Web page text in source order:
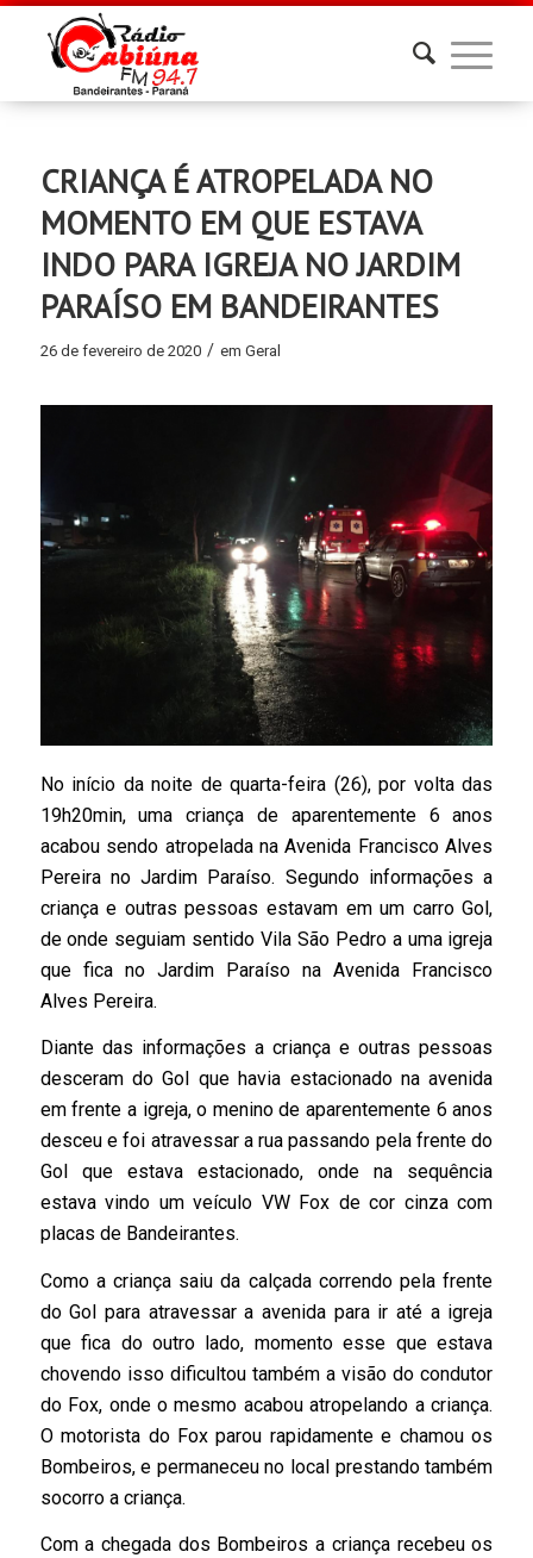
CRIANÇA É ATROPELADA NO
MOMENTO EM QUE ESTAVA
INDO PARA IGREJA NO JARDIM
PARAÍSO EM BANDEIRANTES
26 de fevereiro de 2020 / em Geral
No início da noite de quarta-feira (26), por volta das
19h20min, uma criança de aparentemente 6 anos
acabou sendo atropelada na Avenida Francisco Alves
Pereira no Jardim Paraíso. Segundo informações a
criança e outras pessoas estavam em um carro Gol,
de onde seguiam sentido Vila São Pedro a uma igreja
que fica no Jardim Paraíso na Avenida Francisco
Alves Pereira.
Diante das informações a criança e outras pessoas
desceram do Gol que havia estacionado na avenida
em frente a igreja, o menino de aparentemente 6 anos
desceu e foi atravessar a rua passando pela frente do
Gol que estava estacionado, onde na sequência
estava vindo um veículo VW Fox de cor cinza com
placas de Bandeirantes.
Como a criança saiu da calçada correndo pela frente
do Gol para atravessar a avenida para ir até a igreja
que fica do outro lado, momento esse que estava
chovendo isso dificultou também a visão do condutor
do Fox, onde o mesmo acabou atropelando a criança.
O motorista do Fox parou rapidamente e chamou os
Bombeiros, e permaneceu no local prestando também
socorro a criança.
Com a chegada dos Bombeiros a criança recebeu os